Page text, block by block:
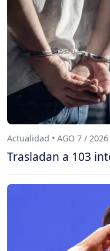
Actualidad • AGO 7 / 2026
Trasladan a 103